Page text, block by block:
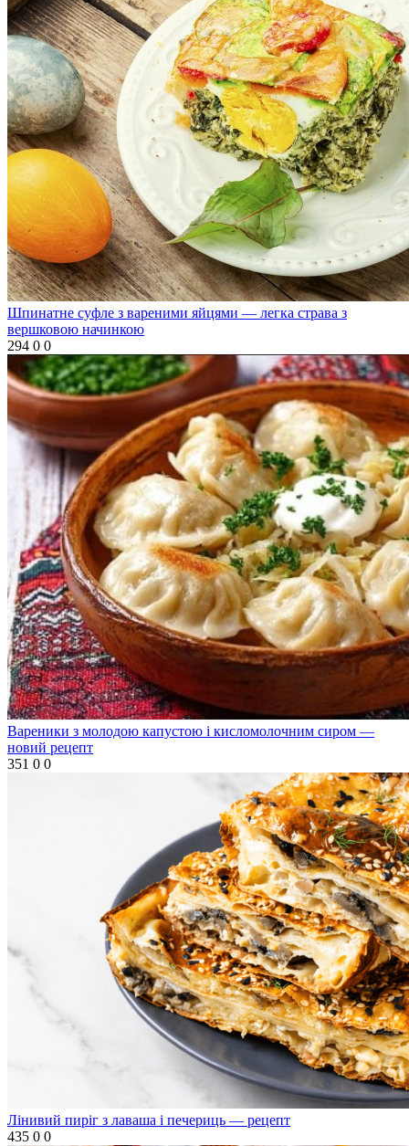
Шпинатне суфле з вареними яйцями — легка страва з
вершковою начинкою
294 0 0
Вареники з молодою капустою і кисломолочним сиром —
новий рецепт
351 0 0
Лінивий пиріг з лаваша і печериць — рецепт
435 0 0